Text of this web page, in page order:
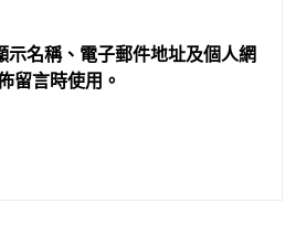
示名稱、電子郵件地址及個人網
留言時使用。